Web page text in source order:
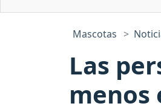
Mascotas
Las
menos